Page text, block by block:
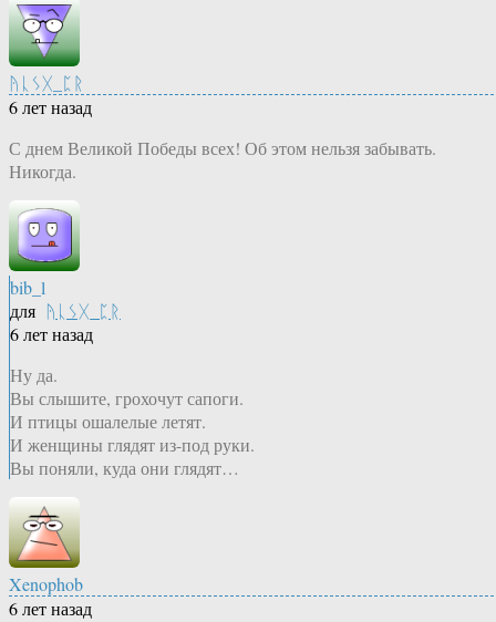
ᚤᚳᛊᚷ_ᛈᚱ
6 лет назад
С днем Великой Победы всех! Об этом нельзя забывать.
Никогда.
bib_l
для ᚤᚳᛊᚷ_ᛈᚱ
6 лет назад
Ну да.
Вы слышите, грохочут сапоги.
И птицы ошалелые летят.
И женщины глядят из-под руки.
Вы поняли, куда они глядят…
Xenophob
6 лет назад